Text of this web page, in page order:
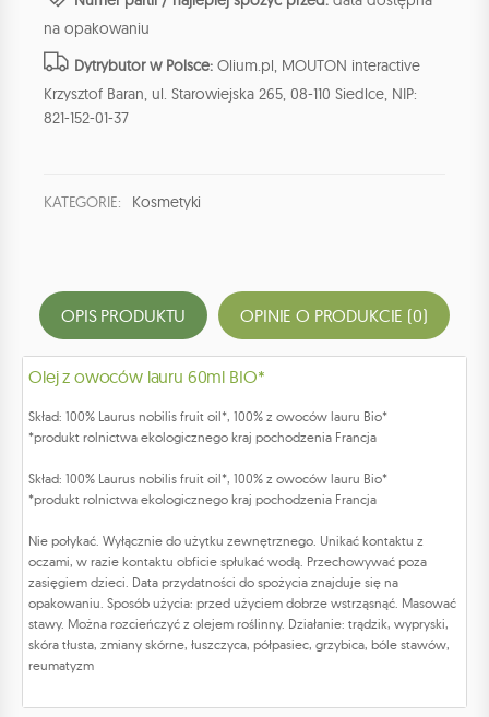
na opakowaniu
Dytrybutor w Polsce: Olium.pl, MOUTON interactive
Krzysztof Baran, ul. Starowiejska 265, 08-110 Siedlce, NIP:
821-152-01-37
KATEGORIE: Kosmetyki
OPIS PRODUKTU OPINIE O PRODUKCIE (0)
Olej z owoców lauru 60ml BIO*
Skład: 100% Laurus nobilis fruit oil*, 100% z owoców lauru Bio*
*produkt rolnictwa ekologicznego kraj pochodzenia Francja
Skład: 100% Laurus nobilis fruit oil*, 100% z owoców lauru Bio*
*produkt rolnictwa ekologicznego kraj pochodzenia Francja
Nie połykać. Wyłącznie do użytku zewnętrznego. Unikać kontaktu z
oczami, w razie kontaktu obficie spłukać wodą. Przechowywać poza
zasięgiem dzieci. Data przydatności do spożycia znajduje się na
opakowaniu. Sposób użycia: przed użyciem dobrze wstrząsnąć. Masować
stawy. Można rozcieńczyć z olejem roślinny. Działanie: trądzik, wypryski,
skóra tłusta, zmiany skórne, łuszczyca, półpasiec, grzybica, bóle stawów,
reumatyzm